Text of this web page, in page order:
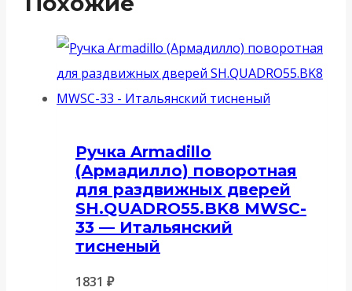
Ручка Armadillo
(Армадилло) поворотная
для раздвижных дверей
SH.QUADRO55.BK8 MWSC-
33 — Итальянский
тисненый
1831 ₽